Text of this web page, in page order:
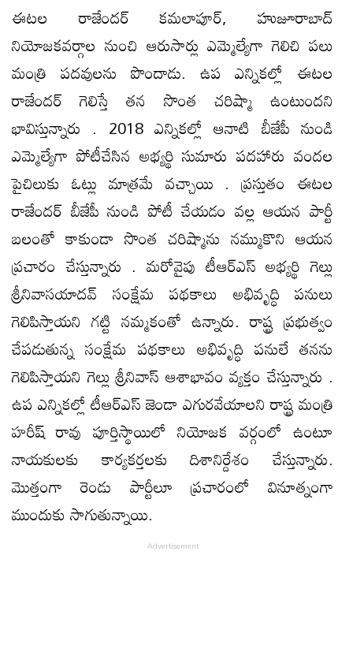
ఈటల రాజేందర్ కమలాపూర్, హుజూరాబాద్
నియోజకవర్గాల నుంచి ఆరుసార్లు ఎమ్మెల్యేగా గెలిచి పలు
మంత్రి పదవులను పొందాడు. ఉప ఎన్నికల్లో ఈటల
రాజేందర్ గెలిస్తే తన సొంత చరిష్మా ఉంటుందని
భావిస్తున్నారు . 2018 ఎన్నికల్లో ఆనాటి బీజేపీ నుండి
ఎమ్మెల్యేగా పోటీచేసిన అభ్యర్థి సుమారు పదహారు వందల
పైచిలుకు ఓట్లు మాత్రమే వచ్చాయి . ప్రస్తుతం ఈటల
రాజేందర్ బీజేపీ నుండి పోటీ చేయడం వల్ల ఆయన పార్టీ
బలంతో కాకుండా సొంత చరిష్మాను నమ్ముకొని ఆయన
ప్రచారం చేస్తున్నారు . మరోవైపు టీఆర్ఎస్ అభ్యర్థి గెల్లు
శ్రీనివాసయాదవ్ సంక్షేమ పథకాలు అభివృద్ధి పనులు
గెలిపిస్తాయని గట్టి నమ్మకంతో ఉన్నారు. రాష్ట్ర ప్రభుత్వం
చేపడుతున్న సంక్షేమ పథకాలు అభివృద్ధి పనులే తనను
గెలిపిస్తాయని గెల్లు శ్రీనివాస్ ఆశాభావం వ్యక్తం చేస్తున్నారు .
ఉప ఎన్నికల్లో టీఆర్ఎస్ జెండా ఎగురవేయాలని రాష్ట్ర మంత్రి
హరీష్ రావు పూర్తిస్థాయిలో నియోజక వర్గంలో ఉంటూ
నాయకులకు కార్యకర్తలకు దిశానిర్దేశం చేస్తున్నారు.
మొత్తంగా రెండు పార్టీలూ ప్ర‌చారంలో వినూత్నంగా
ముందుకు సాగుతున్నాయి.